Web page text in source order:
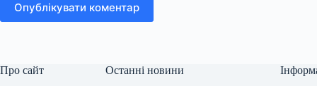
Опублікувати коментар
Про сайт Останні новини